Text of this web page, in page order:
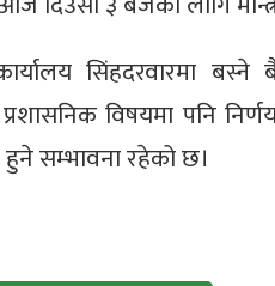
कार्यालय सिंहदरवारमा
विषयमा पनि
सम्भावना रहेको छ।